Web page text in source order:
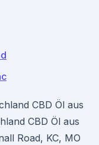
CBD Öl aus
CBD Öl aus
Road, KC, MO